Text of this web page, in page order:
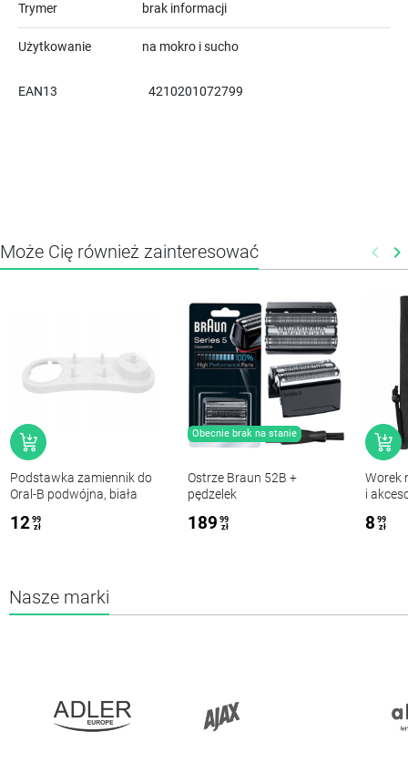
Trymer brak informacji
Użytkowanie na mokro i sucho
EAN13 4210201072799
Może Cię również zainteresować keyboard_arrow_left keyboard_arrow_right
Podstawka zamiennik do
Oral-B podwójna, biała
12 99
zł
Obecnie brak na stanie
Ostrze Braun 52B +
pędzelek
189 99
zł
Worek
i
8 99
zł
Nasze marki